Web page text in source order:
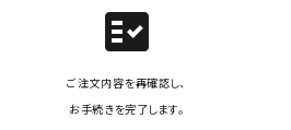
fact_check
ご注文内容を再確認し、
お手続きを完了します。